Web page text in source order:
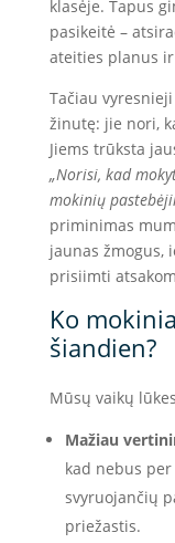
klasėje. Tapus
pasikeitė –
ateities planus
Tačiau
žinutę: jie nori,
Jiems trūksta
„Norisi, kad
mokinių
priminimas
jaunas žmogus,
prisiimti
Ko
šiandien?
Mūsų vaikų
Mažiau
kad nebus
svyruojančių
priežastis.